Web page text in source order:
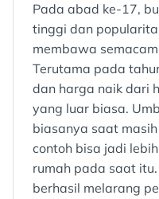
Pada abad ke-17,
tinggi dan
membawa
Terutama pada
dan harga naik dari
yang luar biasa.
biasanya saat
contoh bisa jadi
rumah pada saat
berhasil melarang